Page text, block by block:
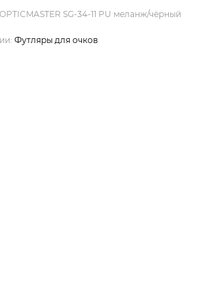
SG-34-11 PU меланж/чёрный
Футляры для очков